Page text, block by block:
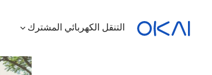
التنقل الكهربائي المشترك